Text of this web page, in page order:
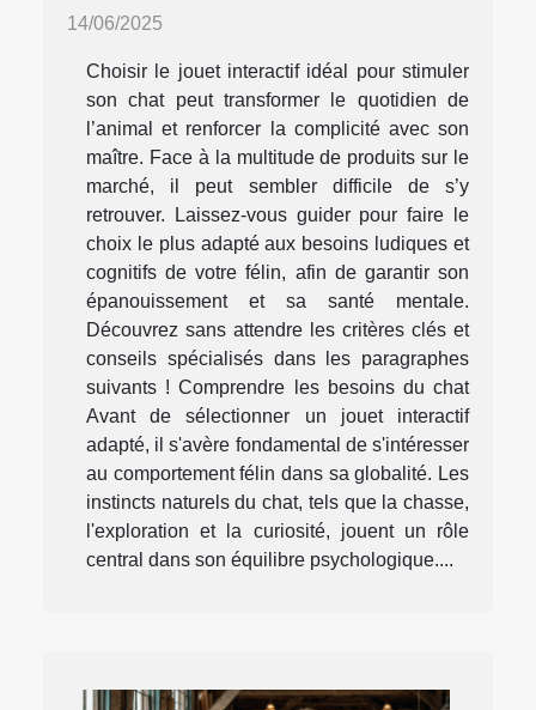
14/06/2025
Choisir le jouet interactif idéal pour stimuler
son chat peut transformer le quotidien de
l’animal et renforcer la complicité avec son
maître. Face à la multitude de produits sur le
marché, il peut sembler difficile de s’y
retrouver. Laissez-vous guider pour faire le
choix le plus adapté aux besoins ludiques et
cognitifs de votre félin, afin de garantir son
épanouissement et sa santé mentale.
Découvrez sans attendre les critères clés et
conseils spécialisés dans les paragraphes
suivants ! Comprendre les besoins du chat
Avant de sélectionner un jouet interactif
adapté, il s'avère fondamental de s'intéresser
au comportement félin dans sa globalité. Les
instincts naturels du chat, tels que la chasse,
l'exploration et la curiosité, jouent un rôle
central dans son équilibre psychologique....